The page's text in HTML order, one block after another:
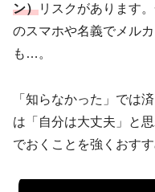
ン）リスクがあります
のスマホや名義でメル
も…。
「知らなかった」では
は「自分は大丈夫」と
でおくことを強くおすす